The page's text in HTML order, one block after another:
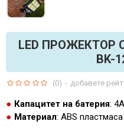
LED ПРОЖЕКТОР
BK-
Капацитет на батерия:
Материал: ABS пластмаса
(0) - добавете